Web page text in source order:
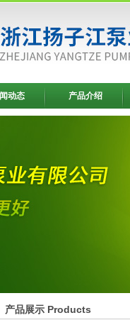
动态 产品介绍
产品展示 Products